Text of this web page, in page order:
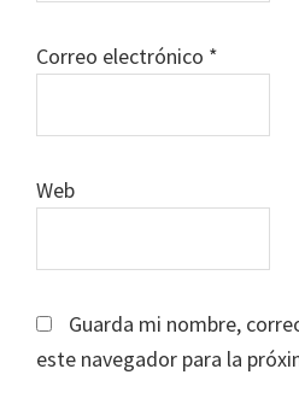
Correo electrónico *
Web
Guarda mi nombre,
este navegador para la